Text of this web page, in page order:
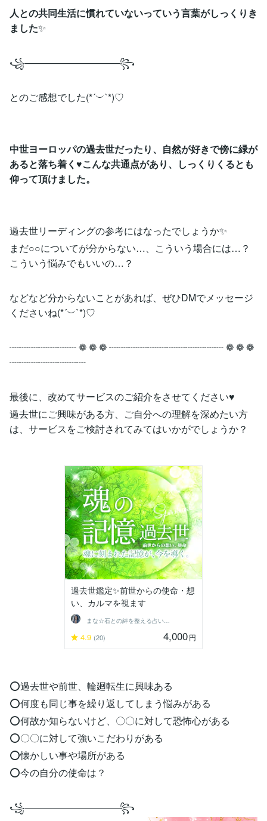
人との共同生活に慣れていないっていう言葉がしっくりき
ました✨
꧁——————————꧂
とのご感想でした(*´︶`*)♡
中世ヨーロッパの過去世だったり、自然が好きで傍に緑が
あると落ち着く♥こんな共通点があり、しっくりくるとも
仰って頂けました。
過去世リーディングの参考にはなったでしょうか✨
まだ○○についてが分からない…、こういう場合には…？
こういう悩みでもいいの…？
などなど分からないことがあれば、ぜひDMでメッセージ
くださいね(*´︶`*)♡
┈┈┈┈┈┈┈ ❁ ❁ ❁ ┈┈┈┈┈┈┈┈┈┈┈┈ ❁ ❁ ❁
┈┈┈┈┈┈┈┈
最後に、改めてサービスのご紹介をさせてください♥
過去世にご興味がある方、ご自分への理解を深めたい方
は、サービスをご検討されてみてはいかがでしょうか？
過去世鑑定✨前世からの使命・想
い、カルマを視ます
まな☆石との絆を整える占い師＆セラピスト
4.9 (20) 4,000円
⭕過去世や前世、輪廻転生に興味ある
⭕何度も同じ事を繰り返してしまう悩みがある
⭕何故か知らないけど、〇〇に対して恐怖心がある
⭕〇〇に対して強いこだわりがある
⭕懐かしい事や場所がある
⭕今の自分の使命は？
꧁——————————꧂